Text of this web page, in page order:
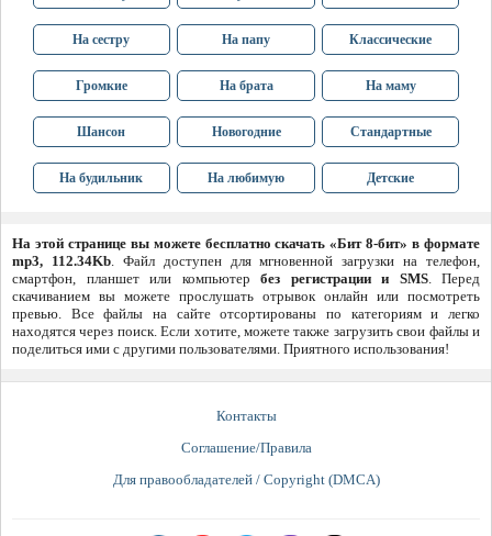
На сестру На папу Классические
Громкие На брата На маму
Шансон Новогодние Стандартные
На будильник На любимую Детские
На этой странице вы можете бесплатно скачать «Бит 8-бит» в формате
mp3, 112.34Kb. Файл доступен для мгновенной загрузки на телефон,
смартфон, планшет или компьютер без регистрации и SMS. Перед
скачиванием вы можете прослушать отрывок онлайн или посмотреть
превью. Все файлы на сайте отсортированы по категориям и легко
находятся через поиск. Если хотите, можете также загрузить свои файлы и
поделиться ими с другими пользователями. Приятного использования!
Контакты
Соглашение/Правила
Для правообладателей / Copyright (DMCA)